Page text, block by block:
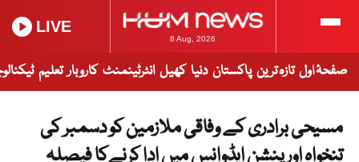
8 Aug, 2026
LIVE
صفحۂ اول تازہ ترین پاکستان دنیا کھیل انٹرٹینمنٹ کاروبار تعلیم
مسیحی برادری کے وفاقی ملازمین کو دسمبر کی